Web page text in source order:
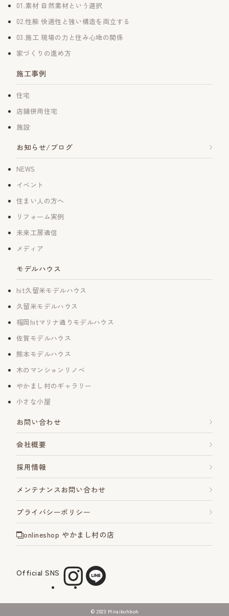
01.素材 自然素材という選択
02.性能 快適性と強い構造を両立する
03.施工 現場の力と住み心地の関係
家づくりの進め方
施工事例
住宅
店舗併用住宅
施設
お知らせ/ブログ
NEWS
イベント
住まい人の方へ
リフォーム実例
未来工房通信
メディア
モデルハウス
hit久留米モデルハウス
久留米モデルハウス
福岡hitマリナ通りモデルハウス
佐賀モデルハウス
熊本モデルハウス
木のマンションリノベ
やかまし村のギャラリー
小さな小屋
お問い合わせ
会社概要
採用情報
メンテナンスお問い合わせ
プライバシーポリシー
onlineshop やかまし村の店
Official SNS
©︎ 2023 Miraikohboh